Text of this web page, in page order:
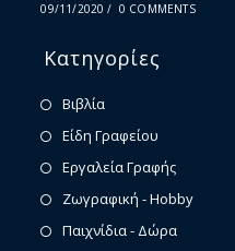
09/11/2020 / 0 COMMENTS
Κατηγορίες
Βιβλία
Είδη Γραφείου
Εργαλεία Γραφής
Ζωγραφική - Hobby
Παιχνίδια - Δώρα